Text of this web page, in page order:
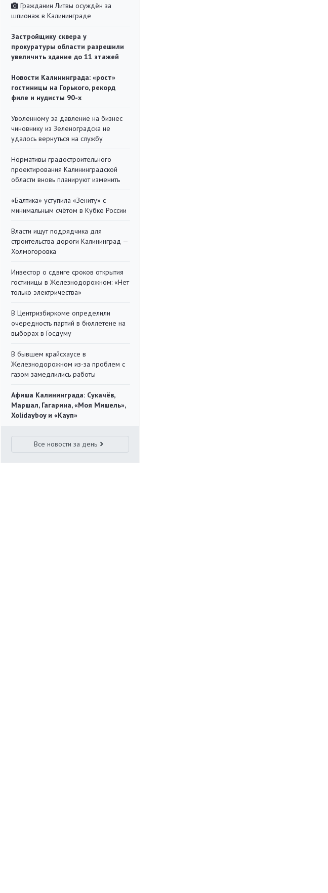
Гражданин Литвы осуждён за
шпионаж в Калининграде
Застройщику сквера у
прокуратуры области разрешили
увеличить здание до 11 этажей
Новости Калининграда: «рост»
гостиницы на Горького, рекорд
филе и нудисты 90-х
Уволенному за давление на бизнес
чиновнику из Зеленоградска не
удалось вернуться на службу
Нормативы градостроительного
проектирования Калининградской
области вновь планируют изменить
«Балтика» уступила «Зениту» с
минимальным счётом в Кубке России
Власти ищут подрядчика для
строительства дороги Калининград —
Холмогоровка
Инвестор о сдвиге сроков открытия
гостиницы в Железнодорожном: «Нет
только электричества»
В Центризбиркоме определили
очередность партий в бюллетене на
выборах в Госдуму
В бывшем крайсхаусе в
Железнодорожном из-за проблем с
газом замедлились работы
Афиша Калининграда: Сукачёв,
Маршал, Гагарина, «Моя Мишель»,
Xolidayboy и «Кауп»
Все новости за день